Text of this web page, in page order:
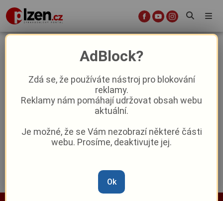
zakladni a materska skola
Altán pro školu v Domažlicích čeká na
AdBlock?
Zdá se, že používáte nástroj pro blokování
reklamy.
Reklamy nám pomáhají udržovat obsah webu
aktuální.
Je možné, že se Vám nezobrazí některé části
webu. Prosíme, deaktivujte jej.
Ok